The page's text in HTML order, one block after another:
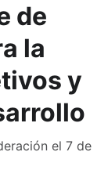
de
la
y
el 7 de